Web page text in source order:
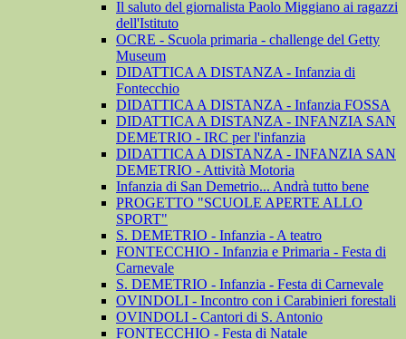
Il saluto del giornalista Paolo Miggiano ai ragazzi
dell'Istituto
OCRE - Scuola primaria - challenge del Getty
Museum
DIDATTICA A DISTANZA - Infanzia di
Fontecchio
DIDATTICA A DISTANZA - Infanzia FOSSA
DIDATTICA A DISTANZA - INFANZIA SAN
DEMETRIO - IRC per l'infanzia
DIDATTICA A DISTANZA - INFANZIA SAN
DEMETRIO - Attività Motoria
Infanzia di San Demetrio... Andrà tutto bene
PROGETTO "SCUOLE APERTE ALLO
SPORT"
S. DEMETRIO - Infanzia - A teatro
FONTECCHIO - Infanzia e Primaria - Festa di
Carnevale
S. DEMETRIO - Infanzia - Festa di Carnevale
OVINDOLI - Incontro con i Carabinieri forestali
OVINDOLI - Cantori di S. Antonio
FONTECCHIO - Festa di Natale